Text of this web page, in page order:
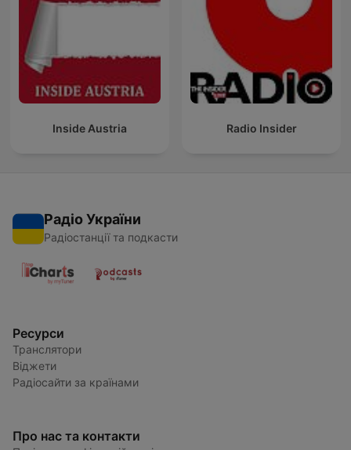
Inside Austria Radio Insider
Радіо України
Радіостанції та подкасти
Ресурси
Транслятори
Віджети
Радіосайти за країнами
Про нас та контакти